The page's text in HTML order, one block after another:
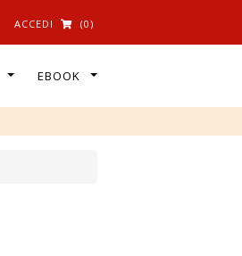
ACCEDI (0)
EBOOK